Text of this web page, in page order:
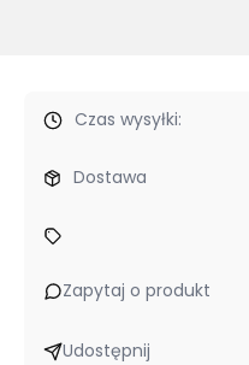
Czas wysyłki:
Dostawa
Zapytaj o produkt
Udostępnij